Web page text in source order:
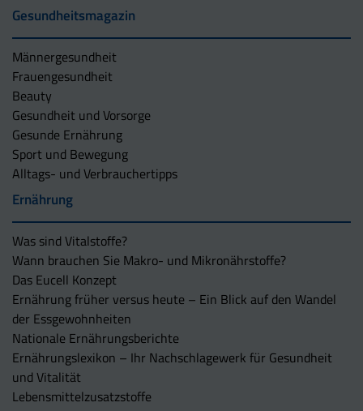
Gesundheitsmagazin
Männergesundheit
Frauengesundheit
Beauty
Gesundheit und Vorsorge
Gesunde Ernährung
Sport und Bewegung
Alltags- und Verbrauchertipps
Ernährung
Was sind Vitalstoffe?
Wann brauchen Sie Makro- und Mikronährstoffe?
Das Eucell Konzept
Ernährung früher versus heute – Ein Blick auf den Wandel
der Essgewohnheiten
Nationale Ernährungsberichte
Ernährungslexikon – Ihr Nachschlagewerk für Gesundheit
und Vitalität
Lebensmittelzusatzstoffe